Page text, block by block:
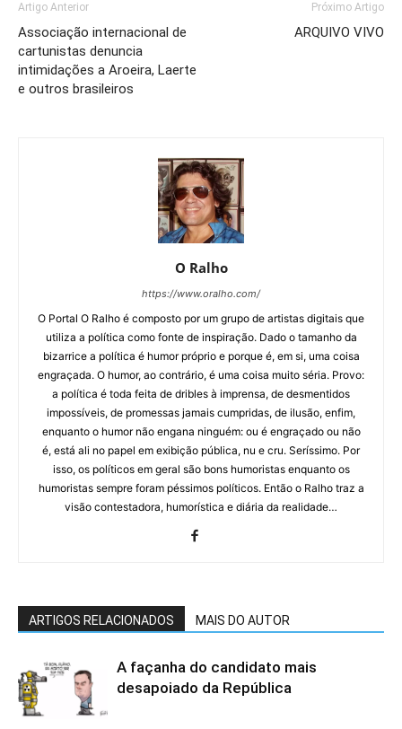
Artigo Anterior
Associação internacional de
cartunistas denuncia
intimidações a Aroeira, Laerte
e outros brasileiros
Próximo Artigo
ARQUIVO VIVO
O Ralho
https://www.oralho.com/
O Portal O Ralho é composto por um grupo de artistas digitais que
utiliza a política como fonte de inspiração. Dado o tamanho da
bizarrice a política é humor próprio e porque é, em si, uma coisa
engraçada. O humor, ao contrário, é uma coisa muito séria. Provo:
a política é toda feita de dribles à imprensa, de desmentidos
impossíveis, de promessas jamais cumpridas, de ilusão, enfim,
enquanto o humor não engana ninguém: ou é engraçado ou não
é, está ali no papel em exibição pública, nu e cru. Seríssimo. Por
isso, os políticos em geral são bons humoristas enquanto os
humoristas sempre foram péssimos políticos. Então o Ralho traz a
visão contestadora, humorística e diária da realidade…
ARTIGOS RELACIONADOS MAIS DO AUTOR
A façanha do candidato mais
desapoiado da República